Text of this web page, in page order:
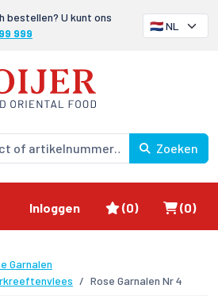
bestellen? U kunt ons
999
Zoeken
Inloggen Favorieten
(0) (0)
Garnalen
Rose Garnalen Nr 4